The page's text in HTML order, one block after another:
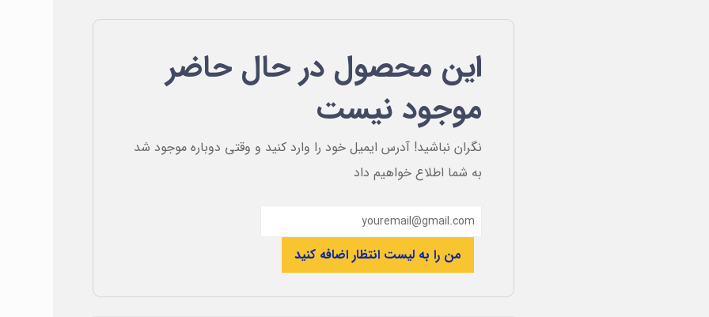
این محصول در حال حاضر
موجود نیست
نگران نباشید! آدرس ایمیل خود را وارد کنید و وقتی دوباره موجود شد
به شما اطلاع خواهیم داد
من را به لیست انتظار اضافه کنید